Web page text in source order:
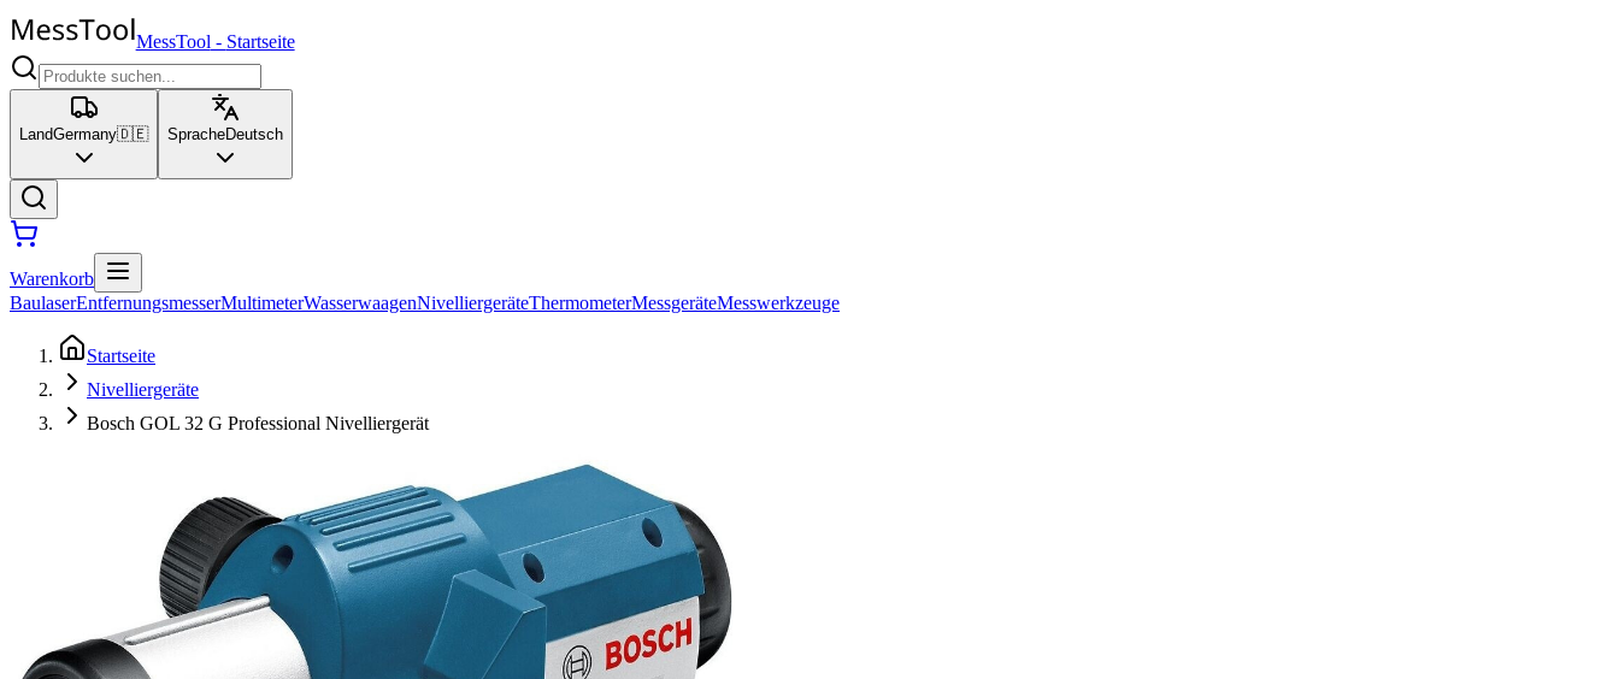
MessTool - Startseite
LandGermany🇩🇪 SpracheDeutsch
Warenkorb
BaulaserEntfernungsmesserMultimeterWasserwaagenNivelliergeräteThermometerMessgeräteMesswerkzeuge
Startseite
Nivelliergeräte
Bosch GOL 32 G Professional Nivelliergerät